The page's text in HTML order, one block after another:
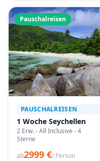
Pauschalreisen
PAUSCHALREISEN
1 Woche Seychellen
2 Erw. - All Inclusive - 4
Sterne
ab2999 €/ Person